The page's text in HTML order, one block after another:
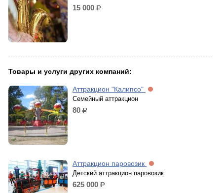
15 000 р.
Товары и услуги других компаний:
Аттракцион "Калипсо"
Семейный аттракцион
80 р.
Аттракцион паровозик
Детский аттракцион паровозик
625 000 р.